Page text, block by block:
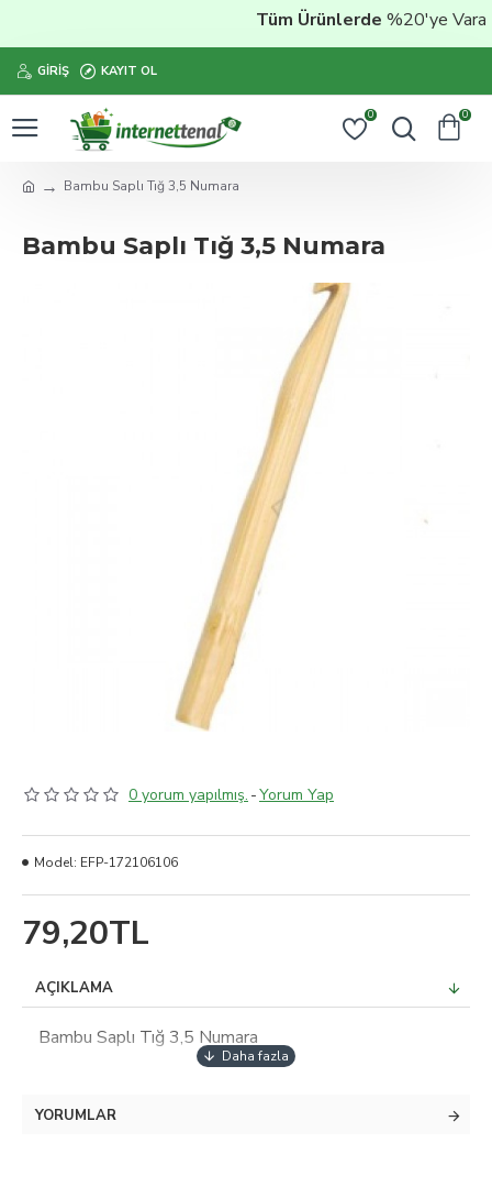
Tüm Ürünlerde%20'ye Varan
GIRIŞ KAYIT OL
0 0
Bambu Saplı Tığ 3,5 Numara
Bambu Saplı Tığ 3,5 Numara
0 yorum yapılmış. -Yorum Yap
79,20TL
Model: EFP-172106106
AÇIKLAMA
Bambu Saplı Tığ 3,5 Numara
YORUMLAR